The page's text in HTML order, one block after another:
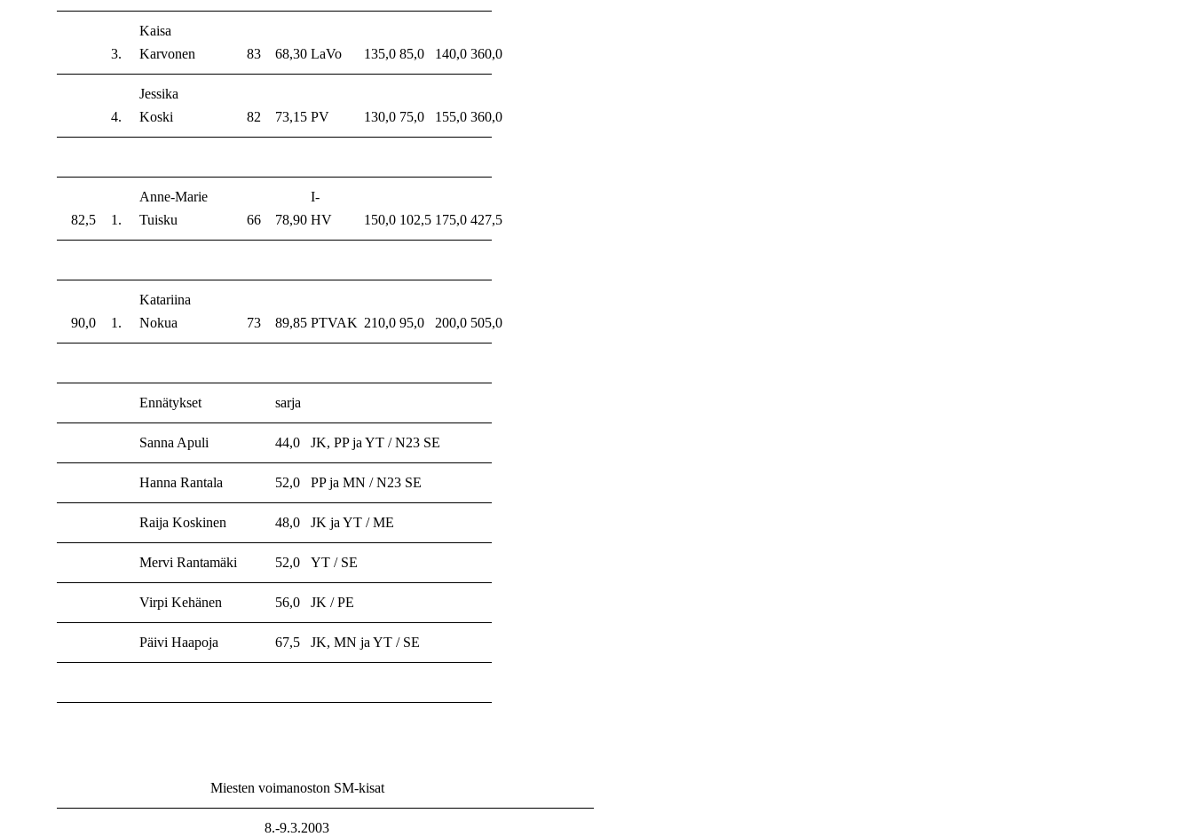
3.
Kaisa
Karvonen
83 68,30 LaVo 135,0 85,0 140,0 360,0
4.
Jessika
Koski
82 73,15 PV 130,0 75,0 155,0 360,0
82,5 1.
Anne-Marie
Tuisku
66 78,90
I-
HV
150,0 102,5 175,0 427,5
90,0 1.
Katariina
Nokua
73 89,85 PTVAK 210,0 95,0 200,0 505,0
Ennätykset sarja
Sanna Apuli 44,0 JK, PP ja YT / N23 SE
Hanna Rantala 52,0 PP ja MN / N23 SE
Raija Koskinen 48,0 JK ja YT / ME
Mervi Rantamäki 52,0 YT / SE
Virpi Kehänen 56,0 JK / PE
Päivi Haapoja 67,5 JK, MN ja YT / SE
Miesten voimanoston SM-kisat
8.-9.3.2003